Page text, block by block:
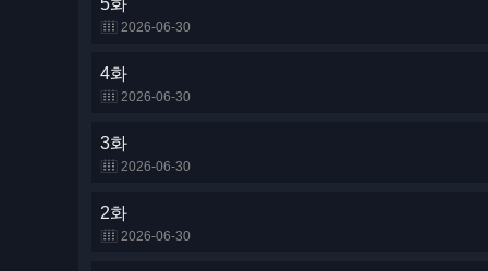
2026-06-30
4화
2026-06-30
3화
2026-06-30
2화
2026-06-30